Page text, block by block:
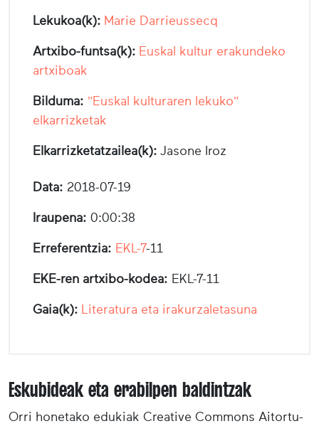
Lekukoa(k): Marie Darrieussecq
Artxibo-funtsa(k): Euskal kultur erakundeko
artxiboak
Bilduma: "Euskal kulturaren lekuko"
elkarrizketak
Elkarrizketatzailea(k): Jasone Iroz
Data: 2018-07-19
Iraupena: 0:00:38
Erreferentzia: EKL-7-11
EKE-ren artxibo-kodea: EKL-7-11
Gaia(k): Literatura eta irakurzaletasuna
Eskubideak eta erabilpen baldintzak
Orri honetako edukiak Creative Commons Aitortu-